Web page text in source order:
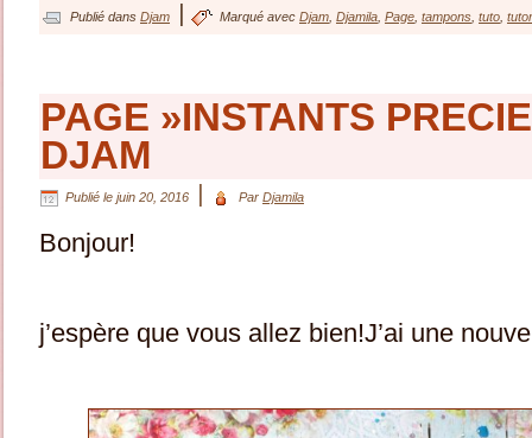
Publié dans Djam Marqué avec Djam Djamila Page tampons tuto
PAGE »INSTANTS
DJAM
Publié le juin 20, 2016 Par Djamila
Bonjour!
j’espère que vous allez bien!J’ai une